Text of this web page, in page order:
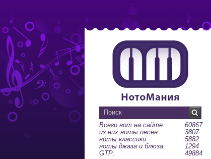
Всего нот на сайте:
60867
из них ноты песен:
3807
ноты классики:
5882
ноты джаза и блюза:
1294
GTP:
49884